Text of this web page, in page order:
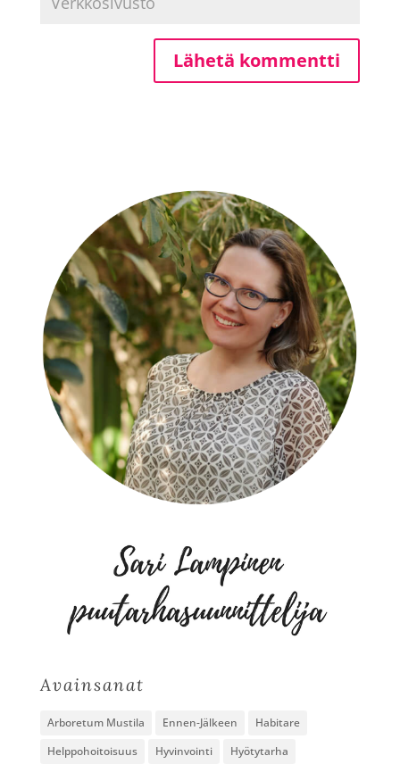
Avainsanat
Arboretum Mustila Ennen-Jälkeen
Habitare
Helppohoitoisuus
Hyvinvointi
Hyötytarha